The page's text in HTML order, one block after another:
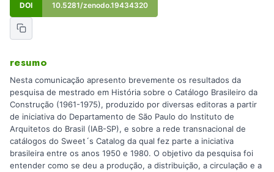
DOI 10.5281/zenodo.19434320
resumo
Nesta comunicação apresento brevemente os resultados da
pesquisa de mestrado em História sobre o Catálogo Brasileiro da
Construção (1961-1975), produzido por diversas editoras a partir
de iniciativa do Departamento de São Paulo do Instituto de
Arquitetos do Brasil (IAB-SP), e sobre a rede transnacional de
catálogos do Sweet´s Catalog da qual fez parte a iniciativa
brasileira entre os anos 1950 e 1980. O objetivo da pesquisa foi
entender como se deu a produção, a distribuição, a circulação e a